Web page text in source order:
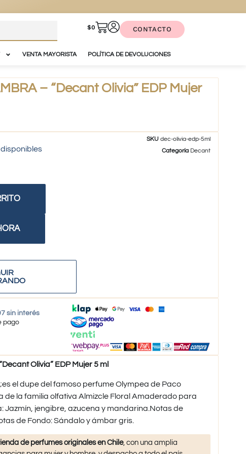
$0 CONTACTO
VENTA MAYORISTA POLÍTICA DE DEVOLUCIONES
– “Decant Olivia” EDP Mujer
disponibles
SKUdec-olivia-edp-5ml
Categoría Decant
sin interés
pago
Olivia” EDP Mujer 5 ml
el dupe del famoso perfume Olympea de Paco
de la familia olfativa Almizcle Floral Amaderado para
Jazmín, jengibre, azucena y mandarina.Notas de
de Fondo: Sándalo y ámbar gris.​
de perfumes originales en Chile, con una amplia